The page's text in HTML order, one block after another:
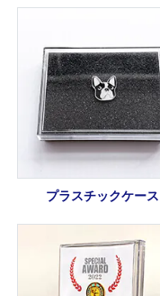
プラスチックケース